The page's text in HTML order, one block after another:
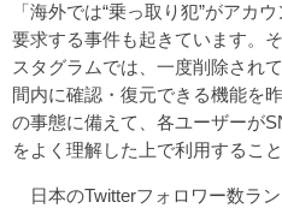
「海外では“乗っ取り犯”がアカ
要求する事件も起きています。
スタグラムでは、一度削除され
間内に確認・復元できる機能を
の事態に備えて、各ユーザーが
をよく理解した上で利用するこ
日本のTwitterフォロワー数ラ